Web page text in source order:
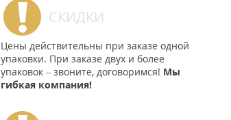
СКИДКИ
Цены действительны при заказе одной
упаковки. При заказе двух и более
упаковок – звоните, договоримся! Мы
гибкая компания!